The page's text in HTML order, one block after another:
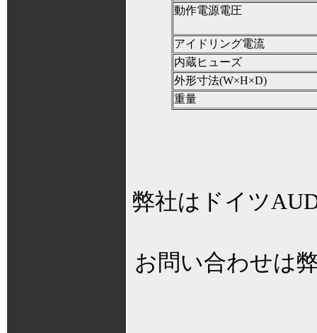
動作電源電圧
アイドリング電流
内蔵ヒューズ
外形寸法(W×H×D)
重量
弊社はドイツ
お問い合わせは